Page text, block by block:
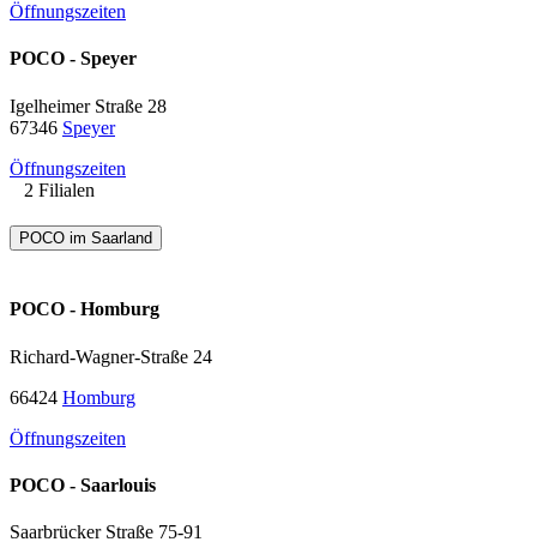
Öffnungszeiten
POCO - Speyer
Igelheimer Straße 28
67346 Speyer
Öffnungszeiten
2 Filialen
POCO im Saarland
POCO - Homburg
Richard-Wagner-Straße 24
66424 Homburg
Öffnungszeiten
POCO - Saarlouis
Saarbrücker Straße 75-91